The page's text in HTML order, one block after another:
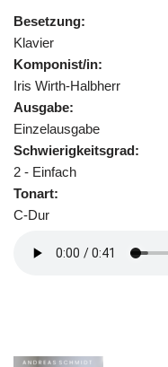
Besetzung:
Klavier
Komponist/in:
Iris Wirth-Halbherr
Ausgabe:
Einzelausgabe
Schwierigkeitsgrad:
2 - Einfach
Tonart:
C-Dur